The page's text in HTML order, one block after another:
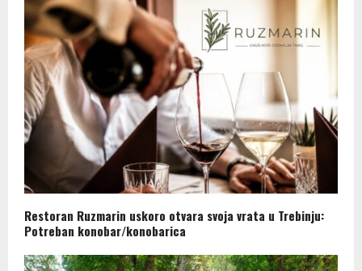
Restoran Ruzmarin uskoro otvara svoja vrata u Trebinju:
Potreban konobar/konobarica